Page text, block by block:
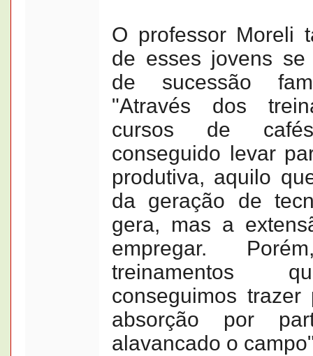
O professor Moreli
de esses jovens se
de sucessão
"Através dos
cursos de
conseguido levar
produtiva, aquilo
da geração de
gera, mas a
empregar.
treinamentos
conseguimos
absorção por
alavancado o